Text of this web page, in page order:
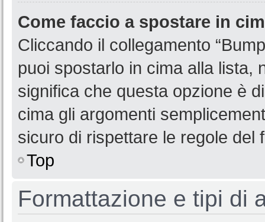
Come faccio a spostare in
Cliccando il collegamento
puoi spostarlo in cima alla lista,
significa che questa opzione è
cima gli argomenti
sicuro di rispettare le regole del
Top
Formattazione e tipi di